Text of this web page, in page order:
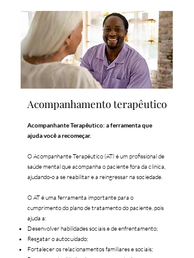
Acompanhamento terapêutico
Acompanhante Terapêutico: a ferramenta que
ajuda você a recomeçar.
O Acompanhante Terapêutico (AT) é um profissional de
saúde mental que acompanha o paciente fora da clínica,
ajudando-o a se reabilitar e a reingressar na sociedade.
O AT é uma ferramenta importante para o
cumprimento do plano de tratamento do paciente, pois
ajuda a:
Desenvolver habilidades sociais e de enfrentamento;
Resgatar o autocuidado;
Fortalecer os relacionamentos familiares e sociais;